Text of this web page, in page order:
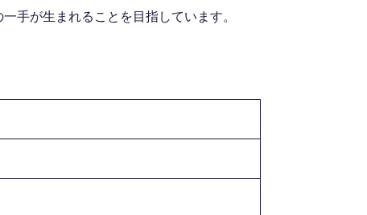
手が生まれることを目指しています。